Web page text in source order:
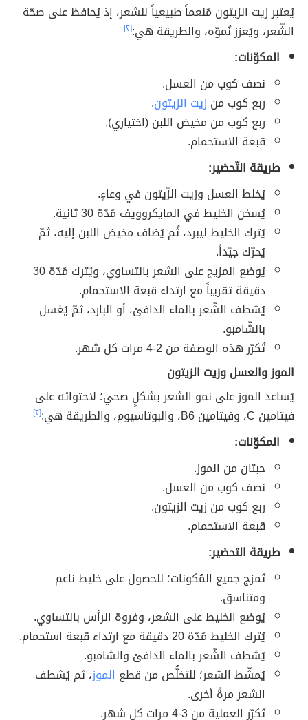
يُعتبر زيت الزيتون مُنعماً طبيعياً للشعر، إذ يُحافظ على صحّة
الشّعر، ويُعزز نُموّه، والطريقة هي:[٢]
المكوّنات:
نصف كوب من العسل.
ربع كوب من زيت الزيتون.
ربع كوب من مخيض اللبن (اختياري).
قبعة الاستحمام.
طريقة التّحضير:
يُخلط العسل وزيت الزّيتون في وعاءٍ.
يُسخن الخليط في المايكروويف مُدّة 30 ثانية.
يُترك الخليط ليبرد، ثُم يُضاف مخيض اللبن إليه، ثمّ
يُحرّك جيّداً.
يُوضع المزيج على الشعر بالتساوي، ويُترك مُدّة 30
دقيقة تقريباً مع ارتداء قبعة الاستحمام.
يُشطف الشّعر بالماء الدافئ، أو البارد، ثمّ يُغسل
بالشّامبو.
تُكرّر هذه الوصفة من 2-4 مرات كل شهر.
الموز والعسل وزيت الزيتون
يُساعد الموز على نمو الشعر بشكلٍ صحي؛ لاحتوائه على
فيتامين C، وفيتامين B6، والبوتاسيوم، والطريقة هي:
[٢]
المكوّنات:
حبتان من الموز.
نصف كوب من العسل.
ربع كوب من زيت الزيتون.
قبعة الاستحمام.
طريقة التحضير:
تُمزج جميع المُكونات؛ للحصول على خليط ناعم
ومتناسق.
يُوضع الخليط على الشعر، وفروة الرأس بالتساوي.
يُترك الخليط مُدّة 20 دقيقة مع ارتداء قبعة استحمام.
يُشطف الشّعر بالماء الدافئ والشامبو.
يُمشّط الشعر؛ للتخلُّص من قطع الموز، ثم يُشطف
الشعر مرةً أخرى.
تُكرّر العملية من 3-4 مرات كل شهر.